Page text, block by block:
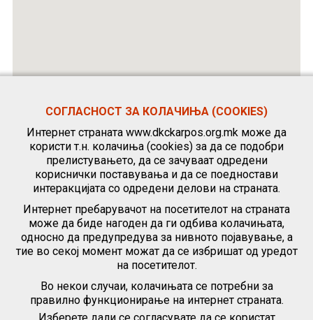
СОГЛАСНОСТ ЗА КОЛАЧИЊА (COOKIES)
Интернет страната www.dkckarpos.org.mk може да
користи т.н. колачиња (cookies) за да се подобри
прелистувањето, да се зачуваат одредени
кориснички поставувања и да се поедностави
интеракцијата со одредени делови на страната.
Интернет пребарувачот на посетителот на страната
може да биде нагоден да ги одбива колачињата,
односно да предупредува за нивното појавување, а
тие во секој момент можат да се избришат од уредот
на посетителот.
Во некои случаи, колачињата се потребни за
правилно функционирање на интернет страната.